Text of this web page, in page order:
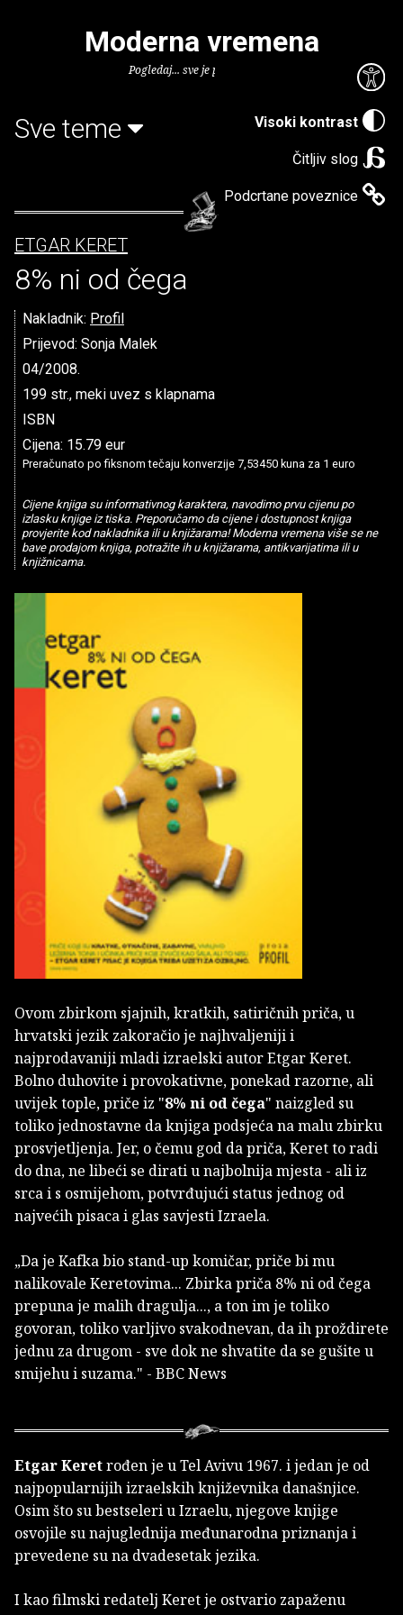
Visoki kontrast
Čitljiv slog
Podcrtane poveznice
Moderna vremena
Pogledaj... sve je puno knjiga.
Sve teme
ETGAR KERET
8% ni od čega
Nakladnik: Profil
Prijevod: Sonja Malek
04/2008.
199 str., meki uvez s klapnama
ISBN
Cijena: 15.79 eur
Preračunato po fiksnom tečaju konverzije 7,53450 kuna za 1 euro
Cijene knjiga su informativnog karaktera, navodimo prvu cijenu po
izlasku knjige iz tiska. Preporučamo da cijene i dostupnost knjiga
provjerite kod nakladnika ili u knjižarama! Moderna vremena više se ne
bave prodajom knjiga, potražite ih u knjižarama, antikvarijatima ili u
knjižnicama.
Ovom zbirkom sjajnih, kratkih, satiričnih priča, u
hrvatski jezik zakoračio je najhvaljeniji i
najprodavaniji mladi izraelski autor Etgar Keret.
Bolno duhovite i provokativne, ponekad razorne, ali
uvijek tople, priče iz "8% ni od čega" naizgled su
toliko jednostavne da knjiga podsjeća na malu zbirku
prosvjetljenja. Jer, o čemu god da priča, Keret to radi
do dna, ne libeći se dirati u najbolnija mjesta - ali iz
srca i s osmijehom, potvrđujući status jednog od
najvećih pisaca i glas savjesti Izraela.
„Da je Kafka bio stand-up komičar, priče bi mu
nalikovale Keretovima... Zbirka priča 8% ni od čega
prepuna je malih dragulja..., a ton im je toliko
govoran, toliko varljivo svakodnevan, da ih proždirete
jednu za drugom - sve dok ne shvatite da se gušite u
smijehu i suzama." - BBC News
Etgar Keretrođen je u Tel Avivu 1967. i jedan je od
najpopularnijih izraelskih književnika današnjice.
Osim što su bestseleri u Izraelu, njegove knjige
osvojile su najuglednija međunarodna priznanja i
prevedene su na dvadesetak jezika.
I kao filmski redatelj Keret je ostvario zapaženu